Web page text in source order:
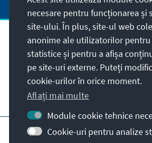
Adresa
Contact
Vizitați de asemenea și
Pagina principală KAS
Protecția datelor
necesare pentru funcționarea și
site-ului. În plus, site-ul web
anonime ale utilizatorilor pentru
statistice și pentru a afișa
pe site-uri externe. Puteți
cookie-urilor în orice moment.
Aflați mai multe
Module cookie tehnice
Cookie-uri pentru analize